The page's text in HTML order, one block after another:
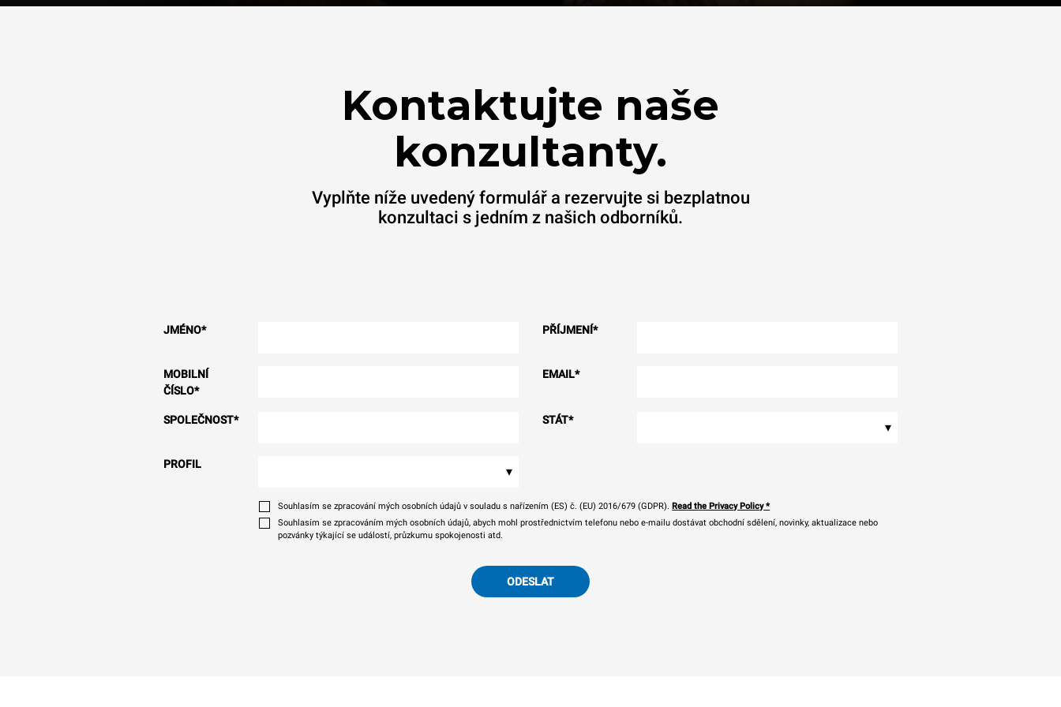
Kontaktujte naše
konzultanty.
Vyplňte níže uvedený formulář a rezervujte si bezplatnou
konzultaci s jedním z našich odborníků.
JMÉNO* PŘÍJMENÍ*
MOBILNÍ
ČÍSLO*
EMAIL*
SPOLEČNOST* STÁT* ▾
PROFIL ▾
Souhlasím se zpracování mých osobních údajů v souladu s nařízením (ES) č. (EU) 2016/679 (GDPR). Read the Privacy Policy*
Souhlasím se zpracováním mých osobních údajů, abych mohl prostřednictvím telefonu nebo e-mailu dostávat obchodní sdělení, novinky, aktualizace nebo
pozvánky týkající se událostí, průzkumu spokojenosti atd.
ODESLAT